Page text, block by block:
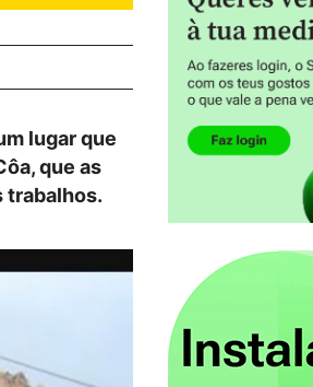
lugar que
que as
trabalhos.